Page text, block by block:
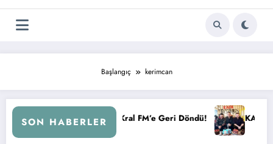
Başlangıç kerimcan
SON HABERLER
ile Kral FM’e Geri Döndü! KAFA RADYO 6